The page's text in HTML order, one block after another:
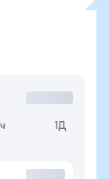
1Д